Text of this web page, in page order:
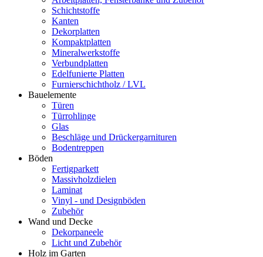
Schichtstoffe
Kanten
Dekorplatten
Kompaktplatten
Mineralwerkstoffe
Verbundplatten
Edelfunierte Platten
Furnierschichtholz / LVL
Bauelemente
Türen
Türrohlinge
Glas
Beschläge und Drückergarnituren
Bodentreppen
Böden
Fertigparkett
Massivholzdielen
Laminat
Vinyl - und Designböden
Zubehör
Wand und Decke
Dekorpaneele
Licht und Zubehör
Holz im Garten